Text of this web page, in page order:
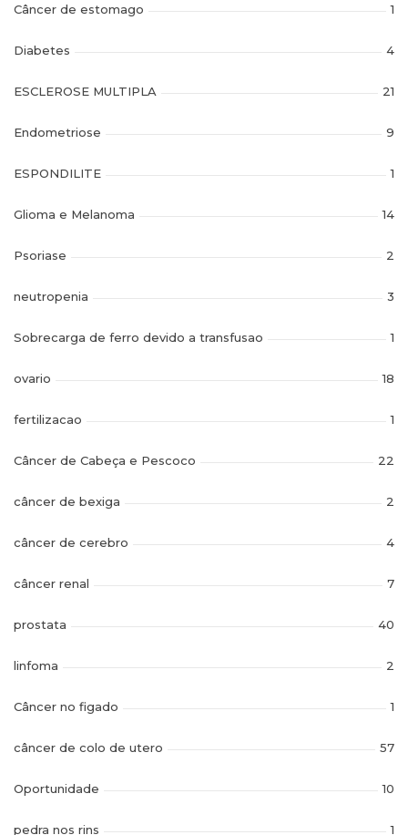
Câncer de estomago 1
Diabetes 4
ESCLEROSE MULTIPLA 21
Endometriose 9
ESPONDILITE 1
Glioma e Melanoma 14
Psoriase 2
neutropenia 3
Sobrecarga de ferro devido a transfusao 1
ovario 18
fertilizacao 1
Câncer de Cabeça e Pescoco 22
câncer de bexiga 2
câncer de cerebro 4
câncer renal 7
prostata 40
linfoma 2
Câncer no figado 1
câncer de colo de utero 57
Oportunidade 10
pedra nos rins 1